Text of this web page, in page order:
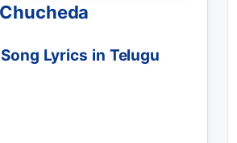
Lyrics in Telugu